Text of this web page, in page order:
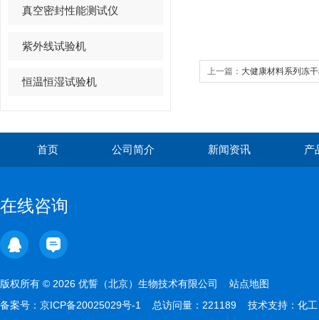
真空密封性能测试仪
紫外线试验机
恒温恒湿试验机
上一篇： 大健康材料系列冻
首页 公司简介 新闻资讯 产
在线咨询
版权所有 © 2026 优誓（北京）生物技术有限公司 站点地图
备案号： 京ICP备20025029号-1 总访问量：221189 技术支持： 化工